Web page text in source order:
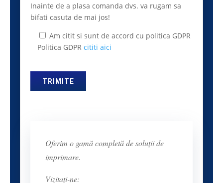
Inainte de a plasa comanda dvs. va rugam sa
bifati casuta de mai jos!
Am citit si sunt de accord cu politica GDPR
Politica GDPRcititi aici
Oferim o gamă completă de soluții de
imprimare.
Vizitați-ne: